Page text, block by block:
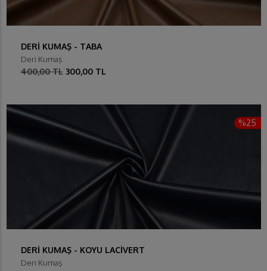
DERİ KUMAŞ - TABA
Deri Kumaş
400,00 TL 300,00 TL
%25
DERİ KUMAŞ - KOYU LACİVERT
Deri Kumaş